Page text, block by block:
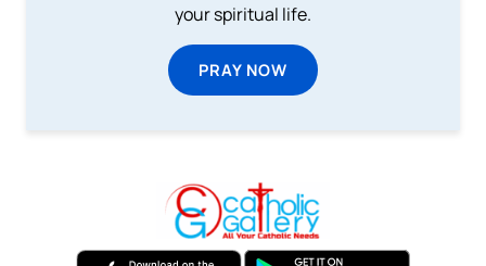
your spiritual life.
PRAY NOW